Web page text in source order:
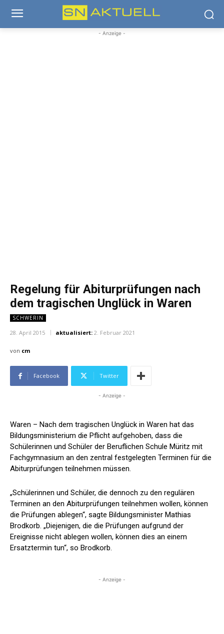
- Anzeige -
Regelung für Abiturprüfungen nach
dem tragischen Unglück in Waren
SCHWERIN
28. April 2015 aktualisiert: 2. Februar 2021
von cm
Facebook Twitter
- Anzeige -
Waren – Nach dem tragischen Unglück in Waren hat das
Bildungsministerium die Pflicht aufgehoben, dass die
Schülerinnen und Schüler der Beruflichen Schule Müritz mit
Fachgymnasium an den zentral festgelegten Terminen für die
Abiturprüfungen teilnehmen müssen.
„Schülerinnen und Schüler, die dennoch zu den regulären
Terminen an den Abiturprüfungen teilnehmen wollen, können
die Prüfungen ablegen“, sagte Bildungsminister Mathias
Brodkorb. „Diejenigen, die die Prüfungen aufgrund der
Ereignisse nicht ablegen wollen, können dies an einem
Ersatztermin tun“, so Brodkorb.
- Anzeige -